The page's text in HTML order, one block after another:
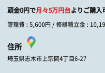
頭金0円で月々5万円台よりご購入
管理費 : 5,600円 / 修繕積立金 :
住所
埼玉県志木市上宗岡4丁目6-27